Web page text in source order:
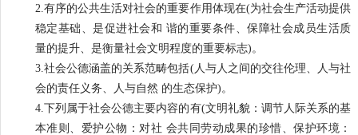
2.有序的公共生活对社会的重要作用体现在(为社会生产活动提供
稳定基础、是促进社会和 谐的重要条件、保障社会成员生活质
量的提升、是衡量社会文明程度的重要标志)。
3.社会公德涵盖的关系范畴包括(人与人之间的交往伦理、人与社
会的责任义务、人与自然 的生态保护)。
4.下列属于社会公德主要内容的有(文明礼貌：调节人际关系的基
本准则、爱护公物：对社 会共同劳动成果的珍惜、保护环境：